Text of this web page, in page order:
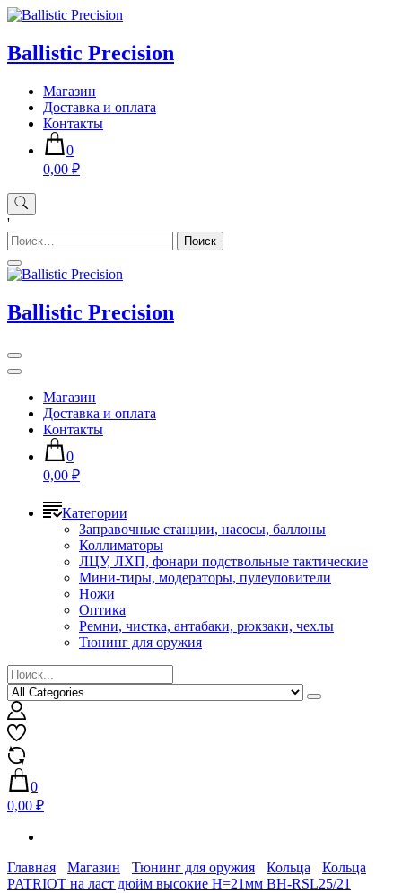
Skip
content
Ballistic Precision
Магазин
Доставка и оплата
Контакты
0
0,00 ₽
'
Найти:
Ballistic Precision
Магазин
Доставка и оплата
Контакты
0
0,00 ₽
Категории
Заправочные станции, насосы, баллоны
Коллиматоры
ЛЦУ, ЛХП, фонари подствольные тактические
Мини-тиры, модераторы, пулеуловители
Ножи
Оптика
Ремни, чистка, антабаки, рюкзаки, чехлы
Тюнинг для оружия
0
0,00 ₽
Главная Магазин Тюнинг для оружия Кольца
Кольца
PATRIOT на ласт дюйм высокие H=21мм BH-RSL25/21